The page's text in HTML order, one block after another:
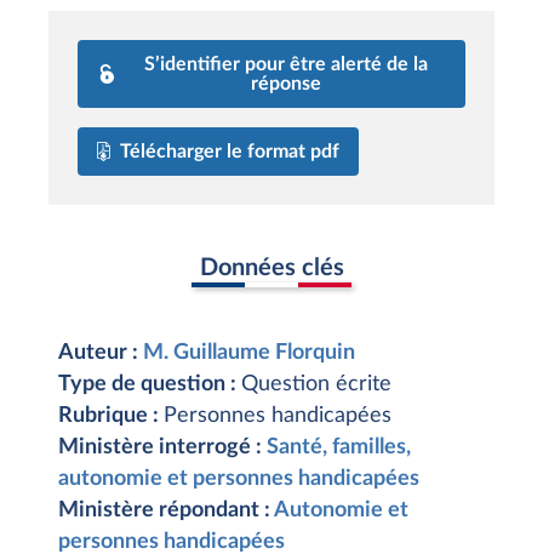
S’identifier pour être alerté de la
réponse
Télécharger le format pdf
Données clés
Auteur : M. Guillaume Florquin
Type de question : Question écrite
Rubrique : Personnes handicapées
Ministère interrogé : Santé, familles,
autonomie et personnes handicapées
Ministère répondant : Autonomie et
personnes handicapées